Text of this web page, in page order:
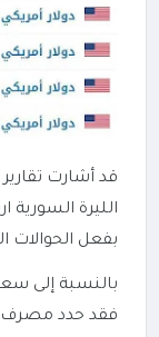
قد أشارت
الليرة
بفعل الحوالات
بالنسبة إلى
فقد حدد مصرف